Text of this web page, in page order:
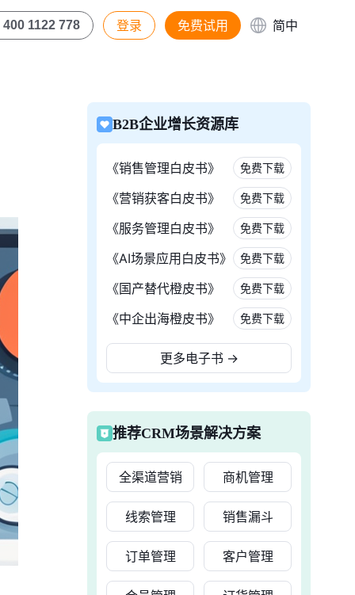
400 1122 778 登录 免费试用 简中
B2B企业增长资源库
《销售管理白皮书》 免费下载
《营销获客白皮书》 免费下载
《服务管理白皮书》 免费下载
《AI场景应用白皮书》 免费下载
《国产替代橙皮书》 免费下载
《中企出海橙皮书》 免费下载
更多电子书 →
推荐CRM场景解决方案
全渠道营销 商机管理
线索管理 销售漏斗
订单管理 客户管理